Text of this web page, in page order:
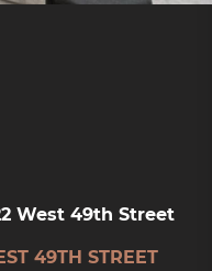
West 49th Street
49TH STREET